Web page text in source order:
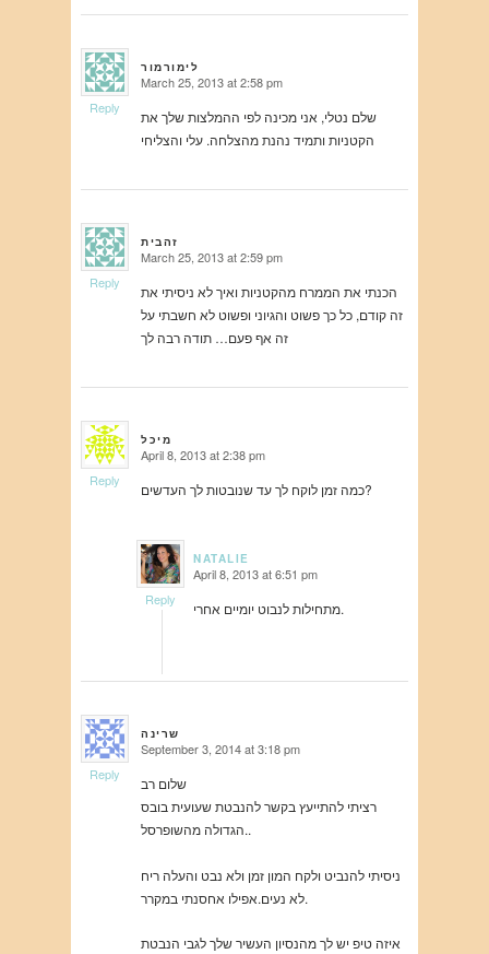
לימורמור
says: March 25, 2013 at 2:58 pm
שלם נטלי, אני מכינה לפי ההמלצות שלך את
הקטניות ותמיד נהנת מהצלחה. עלי והצליחי
Reply
זהבית
says: March 25, 2013 at 2:59 pm
הכנתי את הממרח מהקטניות ואיך לא ניסיתי את
זה קודם, כל כך פשוט והגיוני ופשוט לא חשבתי על
זה אף פעם… תודה רבה לך
Reply
מיכל
says: April 8, 2013 at 2:38 pm
כמה זמן לוקח לך עד שנובטות לך העדשים? Reply
NATALIE
says: April 8, 2013 at 6:51 pm
מתחילות לנבוט יומיים אחרי. Reply
שרינה
says: September 3, 2014 at 3:18 pm
שלום רב
רציתי להתייעץ בקשר להנבטת שעועית בובס
הגדולה מהשופרסל..
ניסיתי להנביט ולקח המון זמן ולא נבט והעלה ריח
לא נעים.אפילו אחסנתי במקרר.
איזה טיפ יש לך מהנסיון העשיר שלך לגבי הנבטת
Reply